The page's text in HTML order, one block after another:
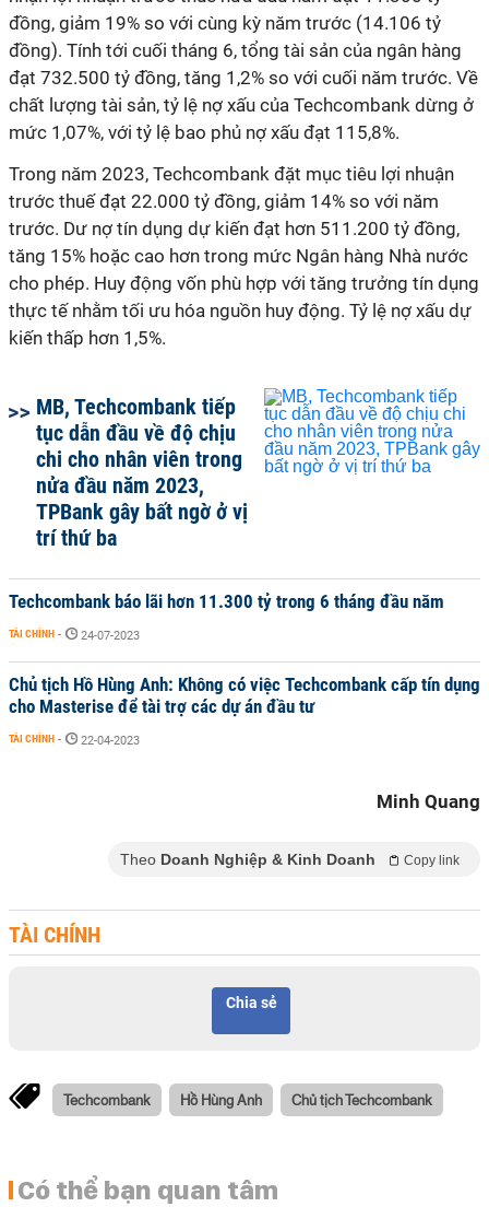
đồng, giảm 19% so với cùng kỳ năm trước (14.106 tỷ
đồng). Tính tới cuối tháng 6, tổng tài sản của ngân hàng
đạt 732.500 tỷ đồng, tăng 1,2% so với cuối năm trước. Về
chất lượng tài sản, tỷ lệ nợ xấu của Techcombank dừng ở
mức 1,07%, với tỷ lệ bao phủ nợ xấu đạt 115,8%.
Trong năm 2023, Techcombank đặt mục tiêu lợi nhuận
trước thuế đạt 22.000 tỷ đồng, giảm 14% so với năm
trước. Dư nợ tín dụng dự kiến đạt hơn 511.200 tỷ đồng,
tăng 15% hoặc cao hơn trong mức Ngân hàng Nhà nước
cho phép. Huy động vốn phù hợp với tăng trưởng tín dụng
thực tế nhằm tối ưu hóa nguồn huy động. Tỷ lệ nợ xấu dự
kiến thấp hơn 1,5%.
MB, Techcombank tiếp
tục dẫn đầu về độ chịu
chi cho nhân viên trong
nửa đầu năm 2023,
TPBank gây bất ngờ ở vị
trí thứ ba
Techcombank báo lãi hơn 11.300 tỷ trong 6 tháng đầu năm
TÀI CHÍNH - 24-07-2023
Chủ tịch Hồ Hùng Anh: Không có việc Techcombank cấp tín dụng
cho Masterise để tài trợ các dự án đầu tư
TÀI CHÍNH - 22-04-2023
Minh Quang
Theo Doanh Nghiệp & Kinh Doanh Copy link
TÀI CHÍNH
Chia sẻ
Techcombank Hồ Hùng Anh Chủ tịch Techcombank
Có thể bạn quan tâm